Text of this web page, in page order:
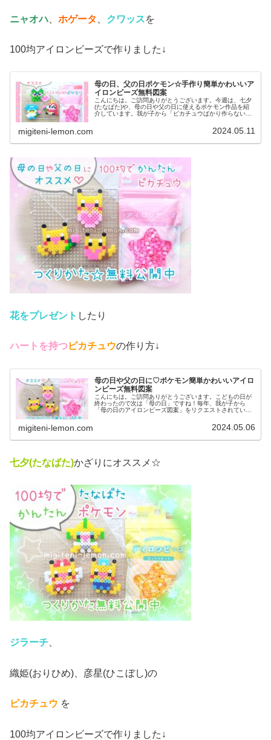
ニャオハ ホゲータ クワッスを
100均アイロンビーズで作りました↓
母の日、父の日ポケモン☆手作り簡単かわいいア
イロンビーズ無料図案
こんにちは。ご訪問ありがとうございます。今週は、七夕
(たなばた)や、母の日や父の日に使えるポケモン作品を紹
介しています。我が子から「ピカチュウばかり作らない
migiteni-lemon.com 2024.05.11
花をプレゼント したり
ハートを持つピカチュウの作り方↓
母の日や父の日に♡ポケモン簡単かわいいアイロ
ンビーズ無料図案
こんにちは。ご訪問ありがとうございます。こどもの日が
終わったので次は「母の日」ですね！毎年、我が子から
「母の日のアイロンビーズ図案」をリクエストされている
migiteni-lemon.com 2024.05.06
七夕(たなばた)かざりにオススメ☆
ジラーチ、
織姫(おりひめ)、彦星(ひこぼし)の
ピカチュウ を
100均アイロンビーズで作りました↓